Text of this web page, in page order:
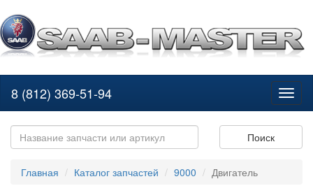
8 (812) 369-51-94
Поиск
Главная Каталог запчастей 9000 Двигатель